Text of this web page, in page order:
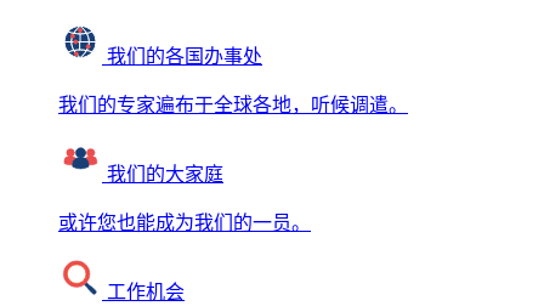
我们的各国办事处
我们的专家遍布于全球各地，听候调遣。
我们的大家庭
或许您也能成为我们的一员。
工作机会